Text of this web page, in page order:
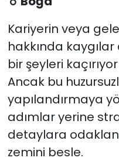
Kariyerin veya
hakkında
bir şeyleri
Ancak bu
yapılandırmaya
adımlar yerine
detaylara
zemini besle.